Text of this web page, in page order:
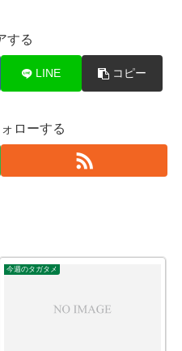
する
LINE コピー
ローする
今週のタガタメ